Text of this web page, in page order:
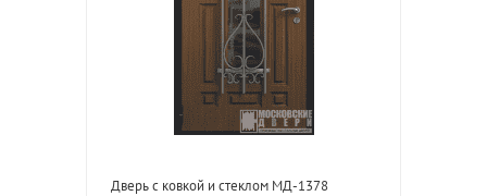
Дверь с ковкой и стеклом МД-1378